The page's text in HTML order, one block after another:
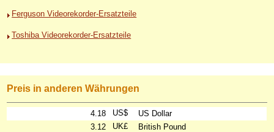
Ferguson Videorekorder-Ersatzteile
Toshiba Videorekorder-Ersatzteile
Preis in anderen Währungen
4.18 US$
US Dollar
3.12
UK£
British Pound